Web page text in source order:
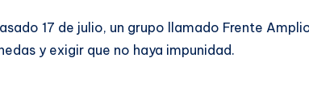
17 de julio, un grupo llamado Frente
y exigir que no haya impunidad.